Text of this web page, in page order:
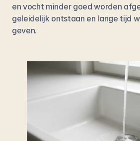
en vocht minder goed worden
geleidelijk ontstaan en lange tijd
geven.